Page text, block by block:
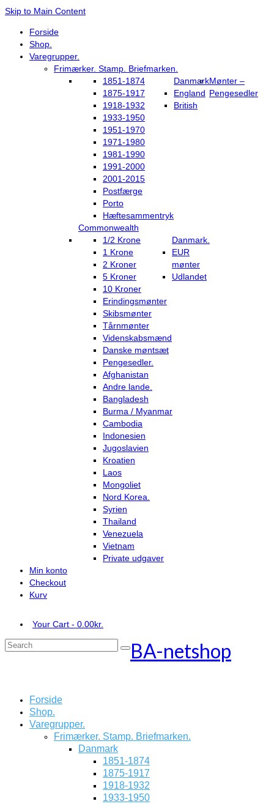
Skip to Main Content
Forside
Shop.
Varegrupper.
Frimærker. Stamp. Briefmarken.
Danmark
1851-1874
1875-1917
1918-1932
1933-1950
1951-1970
1971-1980
1981-1990
1991-2000
2001-2015
Postfærge
Porto
Hæftesammentryk
England
British
Commonwealth
Mønter –
Pengesedler
Danmark.
1/2 Krone
1 Krone
2 Kroner
5 Kroner
10 Kroner
Erindingsmønter
Skibsmønter
Tårnmønter
Videnskabsmænd
Danske møntsæt
Pengesedler.
EUR
mønter
Udlandet
Afghanistan
Andre lande.
Bangladesh
Burma / Myanmar
Cambodia
Indonesien
Jugoslavien
Kroatien
Laos
Mongoliet
Nord Korea.
Syrien
Thailand
Venezuela
Vietnam
Private udgaver
Min konto
Checkout
Kurv
Your Cart - 0.00kr.
Search
BA-netshop
Forside
Shop.
Varegrupper.
Frimærker. Stamp. Briefmarken.
Danmark
1851-1874
1875-1917
1918-1932
1933-1950